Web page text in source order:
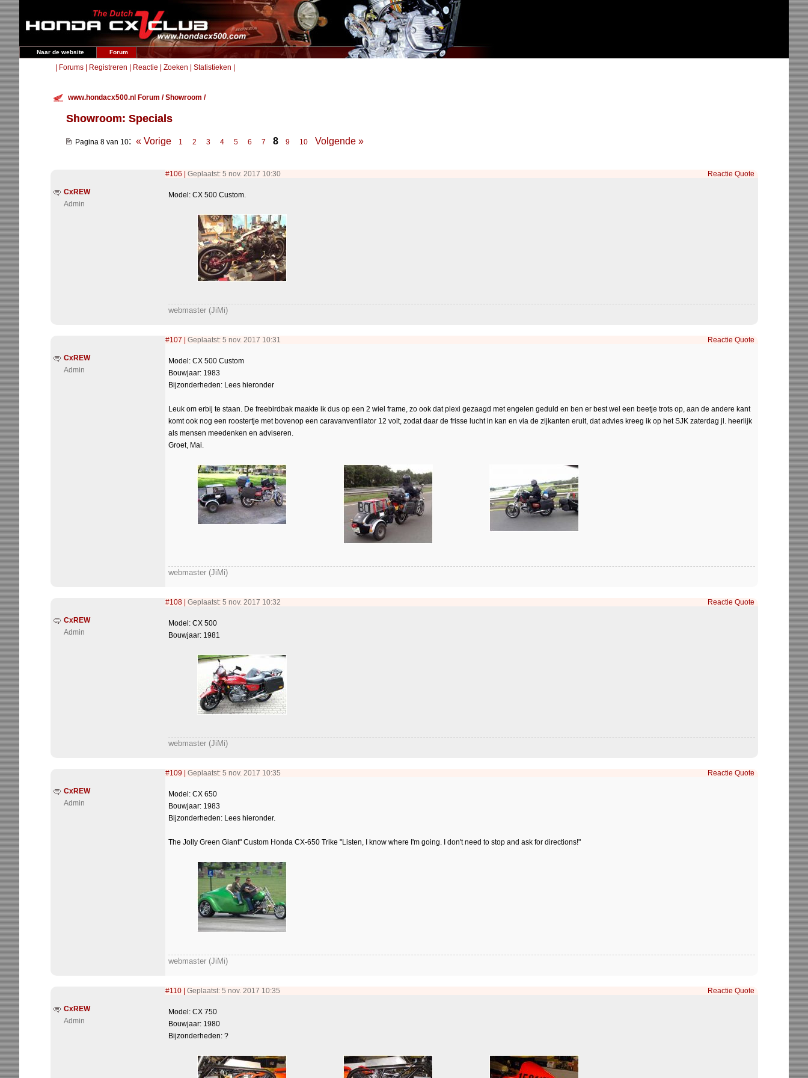
Naar de website Forum
Forums Registreren Reactie Zoeken Statistieken
www.hondacx500.nl Forum /Showroom /
Showroom: Specials
Pagina 8 van 10: « Vorige 1 2 3 4 5 6 7 8 9 10 Volgende »
CxREW
Admin
#106 Geplaatst: 5 nov. 2017 10:30 Reactie Quote
Model: CX 500 Custom.
webmaster (JiMi)
CxREW
Admin
#107 Geplaatst: 5 nov. 2017 10:31 Reactie Quote
Model: CX 500 Custom
Bouwjaar: 1983
Bijzonderheden: Lees hieronder
Leuk om erbij te staan. De freebirdbak maakte ik dus op een 2 wiel frame, zo ook dat plexi gezaagd met engelen geduld en ben er best wel een beetje trots op, aan de andere kant
komt ook nog een roostertje met bovenop een caravanventilator 12 volt, zodat daar de frisse lucht in kan en via de zijkanten eruit, dat advies kreeg ik op het SJK zaterdag jl. heerlijk
als mensen meedenken en adviseren.
Groet, Mai.
webmaster (JiMi)
CxREW
Admin
#108 Geplaatst: 5 nov. 2017 10:32 Reactie Quote
Model: CX 500
Bouwjaar: 1981
webmaster (JiMi)
CxREW
Admin
#109 Geplaatst: 5 nov. 2017 10:35 Reactie Quote
Model: CX 650
Bouwjaar: 1983
Bijzonderheden: Lees hieronder.
The Jolly Green Giant" Custom Honda CX-650 Trike "Listen, I know where I'm going. I don't need to stop and ask for directions!"
webmaster (JiMi)
CxREW
Admin
#110 Geplaatst: 5 nov. 2017 10:35 Reactie Quote
Model: CX 750
Bouwjaar: 1980
Bijzonderheden: ?